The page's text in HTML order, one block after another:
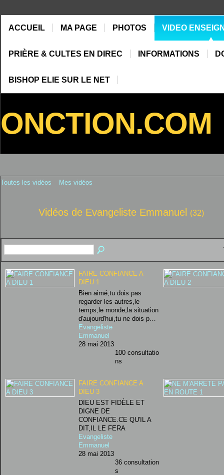
ACCUEIL MA PAGE PHOTOS VIDEO
PRIÈRE & CULTES EN DIREC INFORMATIONS
BISHOP ELIE SUR LE NET
ONCTION.COM
Toutes les vidéos Mes vidéos
Vidéos de Evangeliste Emmanuel (32)
FAIRE CONFIANCE A
DIEU 1
Bien aimé,tu dois pas
regarder les autres,le
temps,le monde,la situation
d'aujourd'hui,tu ne dois p…
Evangeliste
Emmanuel
28 mai 2013
100 consultatio
ns
FAIRE CONFIANCE A
DIEU 3
DIEU EST FIDÈLE ET
DIGNE DE
CONFIANCE.CE QU'IL A
DIT,IL LE FERA
Evangeliste
Emmanuel
28 mai 2013
36 consultation
s